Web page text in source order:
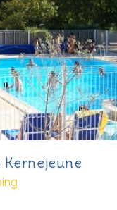
Kernejeune